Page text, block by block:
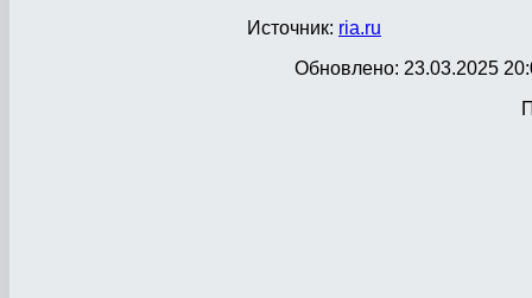
Источник: ria.ru
Обновлено: 23.03.2025